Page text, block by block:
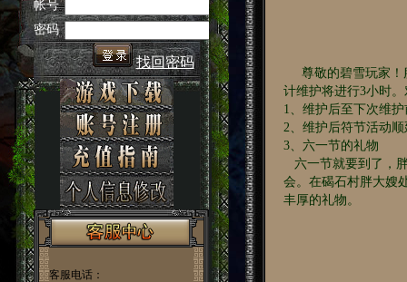
客服电话：
尊敬的碧雪玩家！
计维护将进行3小时
1、维护后至下次维
2、维护后符节活动
3、六一节的礼物
六一节就要到了，
会。在碣石村胖大嫂
丰厚的礼物。